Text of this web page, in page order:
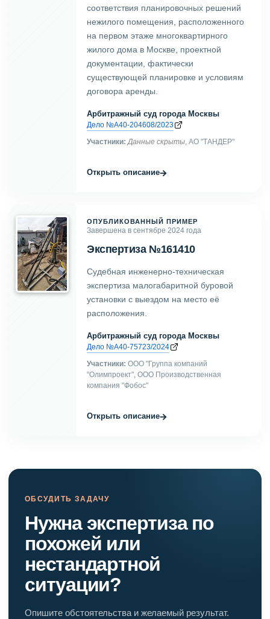
соответствия планировочных решений
нежилого помещения, расположенного
на первом этаже многоквартирного
жилого дома в Москве, проектной
документации, фактически
существующей планировке и условиям
договора аренды.
Арбитражный суд города Москвы
Дело №А40-204608/2023
Участники: Данные скрыты , АО "ТАНДЕР"
Открыть описание→
ОПУБЛИКОВАННЫЙ ПРИМЕР
Завершена в сентябре 2024 года
Экспертиза №161410
Судебная инженерно-техническая
экспертиза малогабаритной буровой
установки с выездом на место её
расположения.
Арбитражный суд города Москвы
Дело №А40-75723/2024
Участники: ООО "Группа компаний
"Олимпроект", ООО Производственная
компания "Фобос"
Открыть описание→
ОБСУДИТЬ ЗАДАЧУ
Нужна экспертиза по
похожей или
нестандартной
ситуации?
Опишите обстоятельства и желаемый результат.